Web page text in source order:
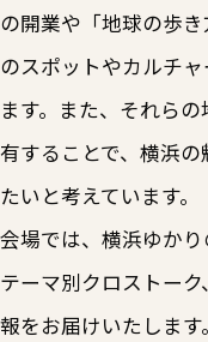
の開業や「地球の歩
のスポットやカルチ
ます。また、それら
有することで、横浜
たいと考えています。
会場では、横浜ゆか
テーマ別クロストー
報をお届けいたしま